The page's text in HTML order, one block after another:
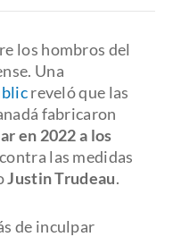
los hombros del
Una
reveló que las
fabricaron
en 2022 a los
las medidas
Justin Trudeau.
de inculpar